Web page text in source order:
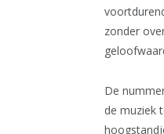
zonder
De
de muziek